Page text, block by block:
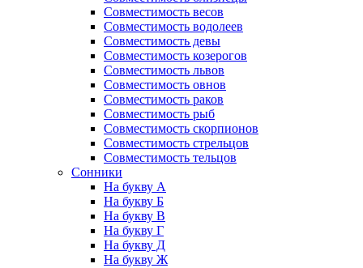
Совместимость весов
Совместимость водолеев
Совместимость девы
Совместимость козерогов
Совместимость львов
Совместимость овнов
Совместимость раков
Совместимость рыб
Совместимость скорпионов
Совместимость стрельцов
Совместимость тельцов
Сонники
На букву А
На букву Б
На букву В
На букву Г
На букву Д
На букву Ж